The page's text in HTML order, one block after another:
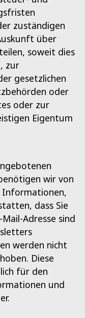
zuständigen
über
soweit dies
zur
gesetzlichen
oder
oder zur
Eigentum
wir von
Informationen,
dass Sie
Adresse sind
werden nicht
Diese
für den
und